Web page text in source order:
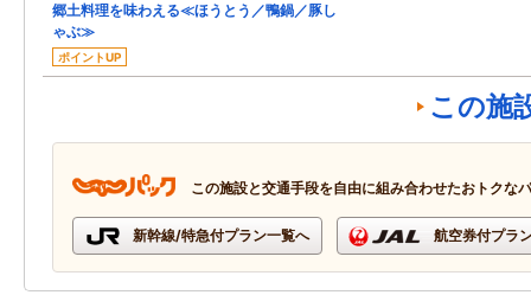
郷土料理を味わえる≪ほうとう／鴨鍋／豚し
ゃぶ≫
ポイントUP
この施
この施設と交通手段を自由に組み合わせたおトクな
新幹線/特急付プラン一覧へ 航空券付プラ